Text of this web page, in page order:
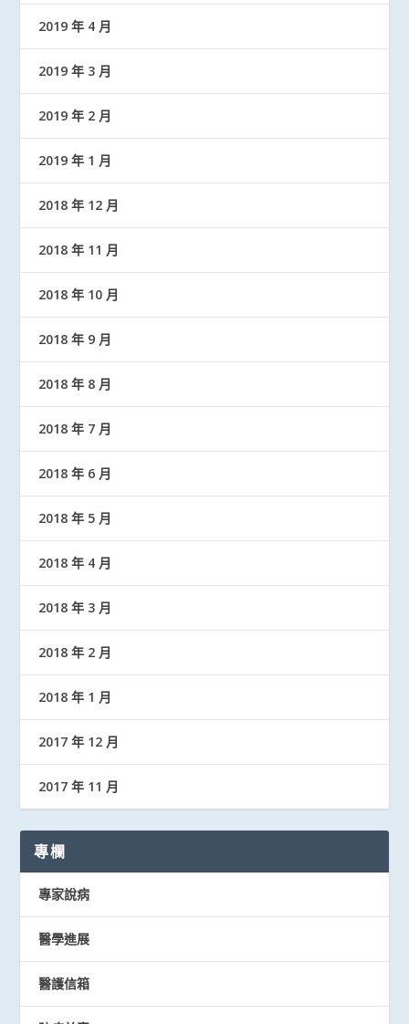
2019 年 4 月
2019 年 3 月
2019 年 2 月
2019 年 1 月
2018 年 12 月
2018 年 11 月
2018 年 10 月
2018 年 9 月
2018 年 8 月
2018 年 7 月
2018 年 6 月
2018 年 5 月
2018 年 4 月
2018 年 3 月
2018 年 2 月
2018 年 1 月
2017 年 12 月
2017 年 11 月
專欄
專家說病
醫學進展
醫護信箱